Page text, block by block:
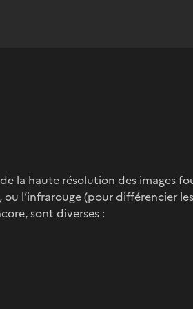
la haute résolution des images
l’infrarouge (pour différencier
sont diverses :